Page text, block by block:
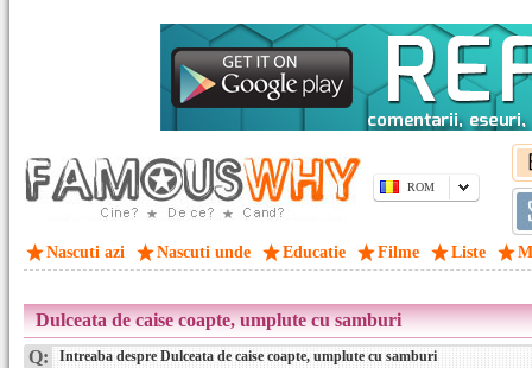
ROM
Nascuti azi Nascuti unde Educatie Filme Liste
Dulceata de caise coapte, umplute cu samburi
Q: Intreaba despre Dulceata de caise coapte, umplute cu samburi